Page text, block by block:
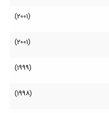
(2001)
(2001)
(1999)
(1998)